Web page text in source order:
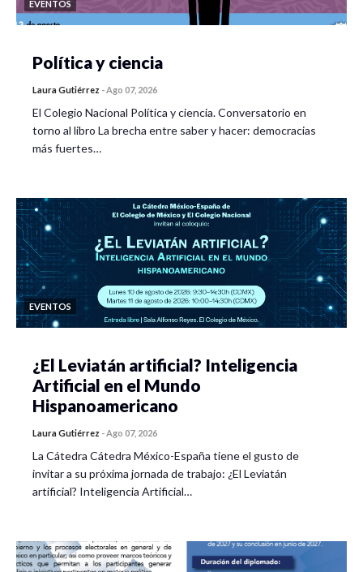
EVENTOS
Política y ciencia
Laura Gutiérrez -Ago 07, 2026
El Colegio Nacional Política y ciencia. Conversatorio en
torno al libro La brecha entre saber y hacer: democracias
más fuertes…
EVENTOS
¿El Leviatán artificial? Inteligencia
Artificial en el Mundo
Hispanoamericano
Laura Gutiérrez -Ago 07, 2026
La Cátedra Cátedra México-España tiene el gusto de
invitar a su próxima jornada de trabajo: ¿El Leviatán
artificial? Inteligencia Artificial…